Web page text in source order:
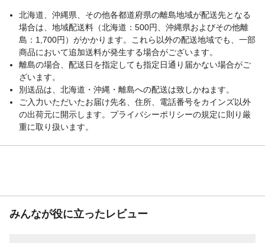
北海道、沖縄県、その他各都道府県の離島地域が配送先となる
場合は、地域配送料（北海道：500円、沖縄県およびその他離
島：1,700円）がかかります。これら以外の配送地域でも、一部
商品において追加送料が発生する場合がございます。
離島の場合、配送日を指定しても指定日通り届かない場合がご
ざいます。
別送品は、北海道・沖縄・離島への配送は致しかねます。
ご入力いただいたお届け先名、住所、電話番号をカインズ以外
の出荷元に開示します。プライバシーポリシーの規定に則り厳
重に取り扱います。
みんなが役に立ったレビュー